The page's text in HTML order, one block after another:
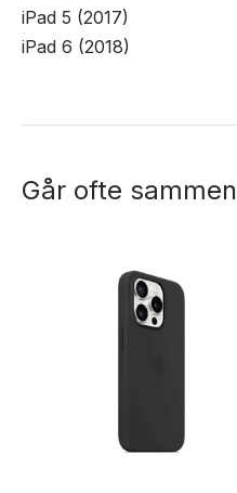
iPad 5 (2017)
iPad 6 (2018)
Går ofte